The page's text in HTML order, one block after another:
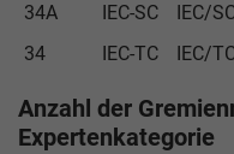
34A
IEC-SC IEC/
34
IEC-TC IEC/
Anzahl der
Expertenkategorie